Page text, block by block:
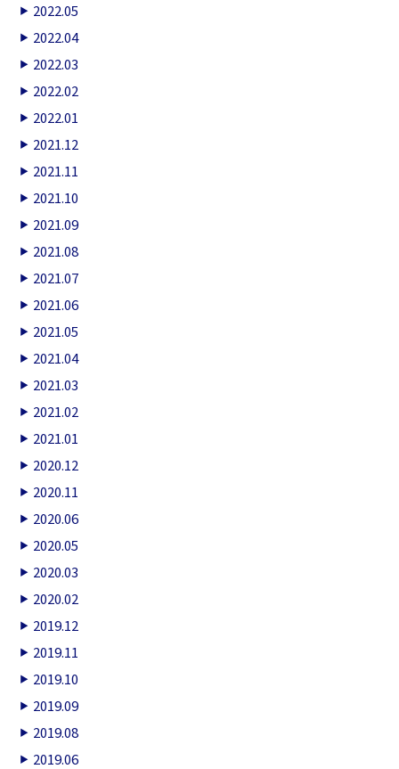
2022.05
2022.04
2022.03
2022.02
2022.01
2021.12
2021.11
2021.10
2021.09
2021.08
2021.07
2021.06
2021.05
2021.04
2021.03
2021.02
2021.01
2020.12
2020.11
2020.06
2020.05
2020.03
2020.02
2019.12
2019.11
2019.10
2019.09
2019.08
2019.06